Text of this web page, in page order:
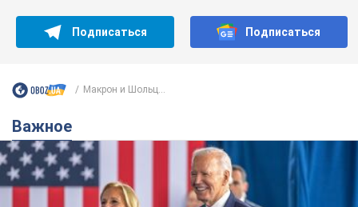
Подписаться Подписаться
Макрон и Шольц...
Важное